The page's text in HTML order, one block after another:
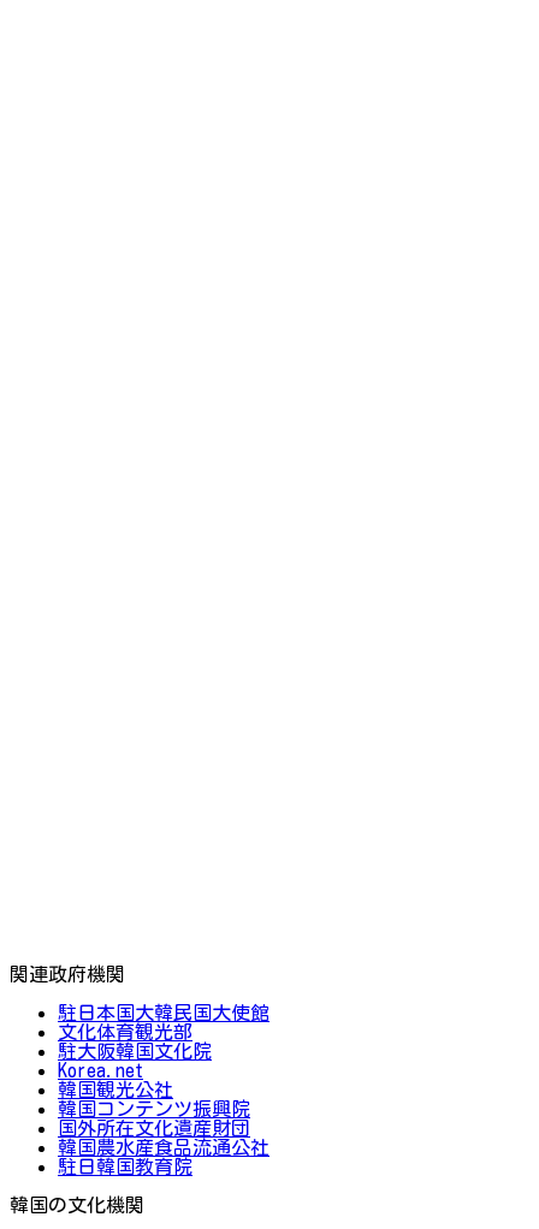
関連政府機関
駐日本国大韓民国大使館
文化体育観光部
駐大阪韓国文化院
Korea.net
韓国観光公社
韓国コンテンツ振興院
国外所在文化遺産財団
韓国農水産食品流通公社
駐日韓国教育院
韓国の文化機関